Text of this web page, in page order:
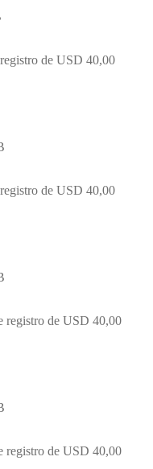
de USD 40,00
de USD 40,00
registro de USD 40,00
registro de USD 40,00